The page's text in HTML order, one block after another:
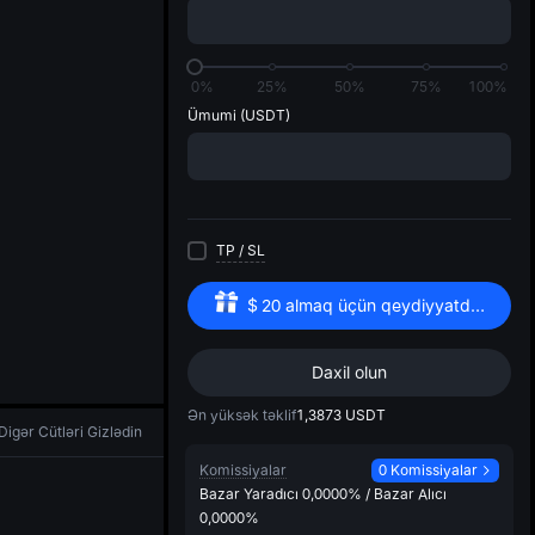
0% 25% 50% 75%
100%
Ümumi (USDT)
TP / SL
$ 20almaq üçün qeydiyyatdan
Daxil olun
Ən yüksək təklif1,3873 USDT
Komissiyalar
0 Komissiyalar
Bazar Yaradıcı 0,0000% / Bazar Alıcı
0,0000%
Digər Cütləri Gizlədin